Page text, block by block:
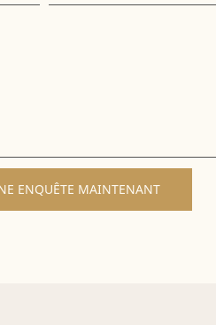
ENQUÊTE MAINTENANT